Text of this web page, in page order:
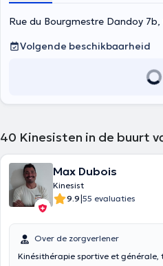
Rue du Bourgmestre Dandoy
Volgende beschikbaarheid
40 Kinesisten in de buurt
Max Dubois
Kinesist
9.9|55 evaluaties
Over de zorgverlener
Kinésithérapie sportive et générale,